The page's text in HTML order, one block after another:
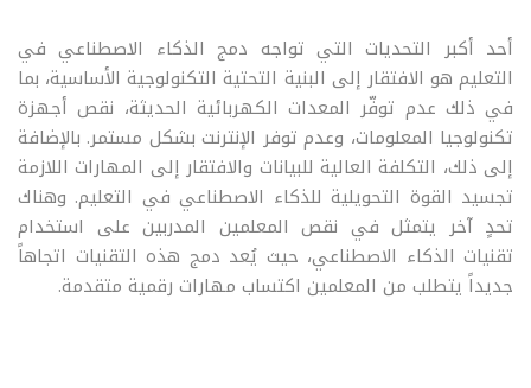
أحد أكبر التحديات التي تواجه دمج الذكاء الاصطناعي في
التعليم هو الافتقار إلى البنية التحتية التكنولوجية الأساسية، بما
في ذلك عدم توفّر المعدات الكهربائية الحديثة، نقص أجهزة
تكنولوجيا المعلومات، وعدم توفر الإنترنت بشكل مستمر. بالإضافة
إلى ذلك، التكلفة العالية للبيانات والافتقار إلى المهارات اللازمة
تجسيد القوة التحويلية للذكاء الاصطناعي في التعليم. وهناك
تحدٍ آخر يتمثل في نقص المعلمين المدربين على استخدام
تقنيات الذكاء الاصطناعي، حيث يُعد دمج هذه التقنيات اتجاهاً
جديداً يتطلب من المعلمين اكتساب مهارات رقمية متقدمة.